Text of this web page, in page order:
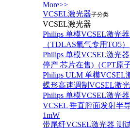
More>>
VCSEL激光器子分类
VCSEL激光器
Philips 单模VCSEL激光器
（TDLAS氧气专用TO5）
Philips 单模VCSEL激光
停产 芯片在售)（CPT原
Philips ULM 单模VCSEL
蝶形高速调制VCSEL激光
Philips 单模VCSEL激光
VCSEL 垂直腔面发射半
1mW
带尾纤VCSEL激光器 测